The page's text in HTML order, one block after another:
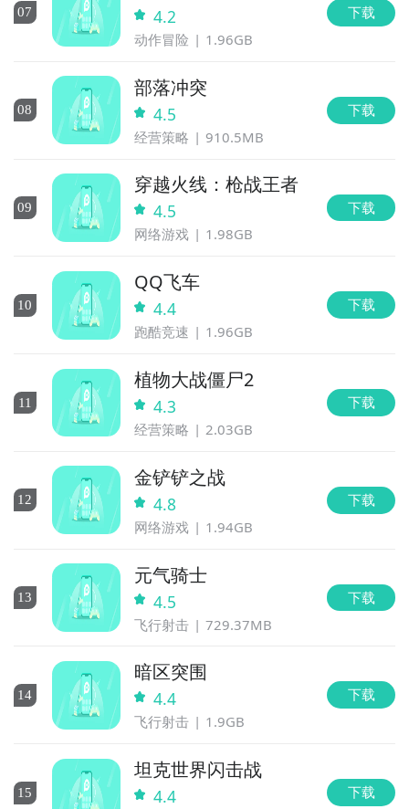
好了，勇者护卫队公测时间的关注方法就讲到这里，各
位玩家是否都已经掌握好以上三种技巧了呢，随时随地
么时候公测等信息，还有一个办法就是留意九游勇者护
卫队专区的每日更新，欢迎大家积极参与讨论和提问
题，我们会第一时间为您解答。
07 4.2
动作冒险 1.96GB
下载
08
部落冲突
4.5
经营策略 910.5MB
下载
09
穿越火线：枪战王者
4.5
网络游戏 1.98GB
下载
10
QQ飞车
4.4
跑酷竞速 1.96GB
下载
11
植物大战僵尸2
4.3
经营策略 2.03GB
下载
12
金铲铲之战
4.8
网络游戏 1.94GB
下载
13
元气骑士
4.5
飞行射击 729.37MB
下载
14
暗区突围
4.4
飞行射击 1.9GB
下载
15
坦克世界闪击战
4.4 下载